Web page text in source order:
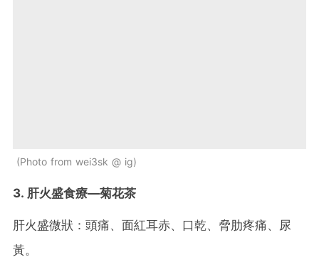
Photo from wei3sk @ ig
3. 肝火盛食療—菊花茶
肝火盛微狀：頭痛、面紅耳赤、口乾、脅肋疼痛、尿
黃。